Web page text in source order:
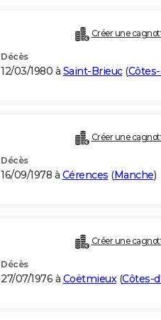
Créer une
Décès
12/03/1980 à Saint-Brieuc(
Créer une
Décès
16/09/1978 à Cérences (Manche)
Créer une
Décès
27/07/1976 à Coëtmieux(Côtes-